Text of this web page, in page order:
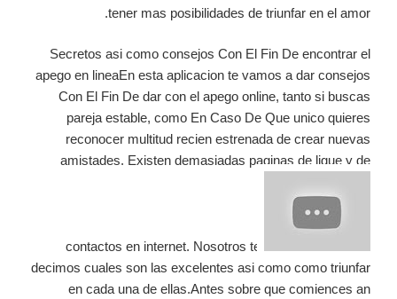
tener mas posibilidades de triunfar en el amor.
Secretos asi­ como consejos Con El Fin De encontrar el
apego en lineaEn esta aplicacion te vamos a dar consejos
Con El Fin De dar con el apego online, tanto si buscas
pareja estable, como En Caso De Que unico quieres
reconocer multitud recien estrenada de crear nuevas
amistades. Existen demasiadas paginas de ligue y de
contactos en internet. Nosotros te
decimos cuales son las excelentes asi­ como como triunfar
en cada una de ellas.Antes sobre que comiences an